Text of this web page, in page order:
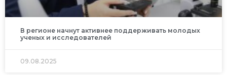
В регионе начнут активнее поддерживать молодых
ученых и исследователей
09.08.2025